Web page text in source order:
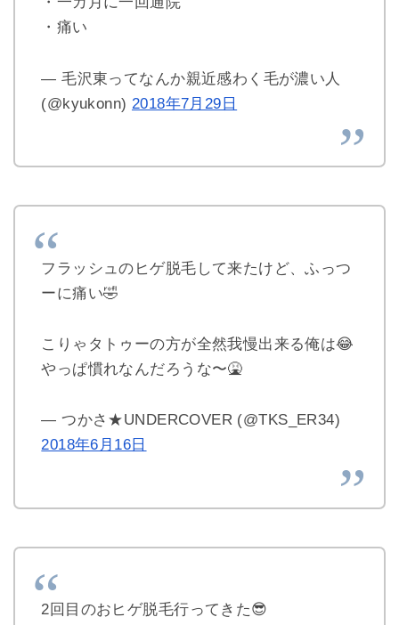
・痛い
— 毛沢東ってなんか親近感わく毛が濃い人
(@kyukonn) 2018年7月29日
フラッシュのヒゲ脱毛して来たけど、ふっつ
ーに痛い🤣
こりゃタトゥーの方が全然我慢出来る俺は😂
やっぱ慣れなんだろうな〜🤮
— つかさ★UNDERCOVER (@TKS_ER34)
2018年6月16日
2回目のおヒゲ脱毛行ってきた😎